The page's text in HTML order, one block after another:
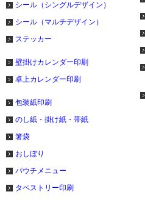
シール（シングルデザイン）
シール（マルチデザイン）
ステッカー
壁掛けカレンダー印刷
卓上カレンダー印刷
包装紙印刷
のし紙・掛け紙・帯紙
箸袋
おしぼり
パウチメニュー
タペストリー印刷